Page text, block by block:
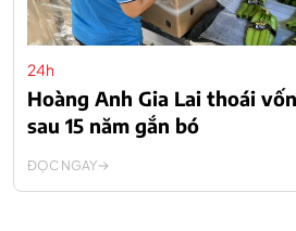
24h
Hoàng Anh Gia Lai thoái
sau 15 năm gắn bó
ĐỌC NGAY